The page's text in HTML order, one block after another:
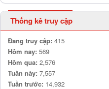
Thống kê truy cập
Đang truy cập: 415
Hôm nay: 569
Hôm qua: 2,576
Tuần này: 7,557
Tuần trước: 14,932